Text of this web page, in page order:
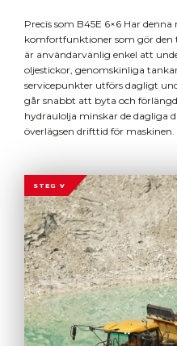
Precis som B45E 6×6 Har
komfortfunktioner som gör
är användarvänlig enkel att
oljestickor, genomskinliga
servicepunkter utförs dagligt
går snabbt att byta och
hydraulolja minskar de dagliga
överlägsen drifttid för maskinen.
STEG V